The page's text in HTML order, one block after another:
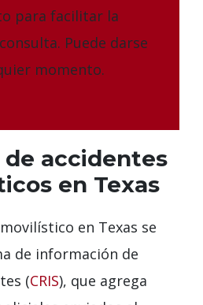
para facilitar la
Puede darse
momento.
de accidentes
en Texas
en Texas se
de información de
(CRIS), que agrega